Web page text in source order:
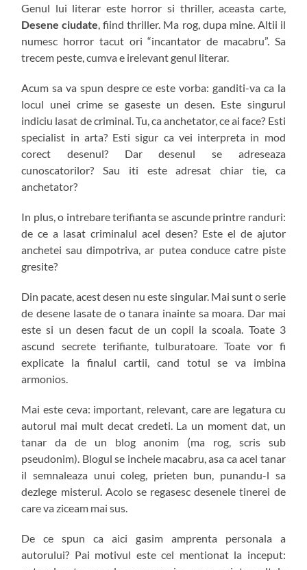
Genul lui literar este horror si thriller, aceasta carte,
Desene ciudate , fiind thriller. Ma rog, dupa mine. Altii il
numesc horror tacut ori “incantator de macabru”. Sa
trecem peste, cumva e irelevant genul literar.
Acum sa va spun despre ce este vorba: ganditi-va ca la
locul unei crime se gaseste un desen. Este singurul
indiciu lasat de criminal. Tu, ca anchetator, ce ai face? Esti
specialist in arta? Esti sigur ca vei interpreta in mod
corect desenul? Dar desenul se adreseaza
cunoscatorilor? Sau iti este adresat chiar tie, ca
anchetator?
In plus, o intrebare terifianta se ascunde printre randuri:
de ce a lasat criminalul acel desen? Este el de ajutor
anchetei sau dimpotriva, ar putea conduce catre piste
gresite?
Din pacate, acest desen nu este singular. Mai sunt o serie
de desene lasate de o tanara inainte sa moara. Dar mai
este si un desen facut de un copil la scoala. Toate 3
ascund secrete terifiante, tulburatoare. Toate vor fi
explicate la finalul cartii, cand totul se va imbina
armonios.
Mai este ceva: important, relevant, care are legatura cu
autorul mai mult decat credeti. La un moment dat, un
tanar da de un blog anonim (ma rog, scris sub
pseudonim). Blogul se incheie macabru, asa ca acel tanar
il semnaleaza unui coleg, prieten bun, punandu-l sa
dezlege misterul. Acolo se regasesc desenele tinerei de
care va ziceam mai sus.
De ce spun ca aici gasim amprenta personala a
autorului? Pai motivul este cel mentionat la inceput: